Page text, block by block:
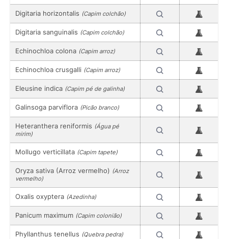
Digitaria horizontalis (Capim colchão)
Digitaria sanguinalis (Capim colchão)
Echinochloa colona (Capim arroz)
Echinochloa crusgalli (Capim arroz)
Eleusine indica (Capim pé de galinha)
Galinsoga parviflora (Picão branco)
Heteranthera reniformis (Água pé
mirim)
Mollugo verticillata (Capim tapete)
Oryza sativa (Arroz vermelho) (Arroz
vermelho)
Oxalis oxyptera (Azedinha)
Panicum maximum (Capim colonião)
Phyllanthus tenellus (Quebra pedra)